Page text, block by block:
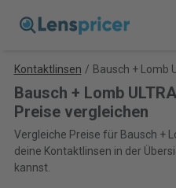
Kontaktlinsen / Bausch + Lomb
Bausch + Lomb
Preise vergleichen
Vergleiche Preise für Bausch +
deine Kontaktlinsen in der
kannst.